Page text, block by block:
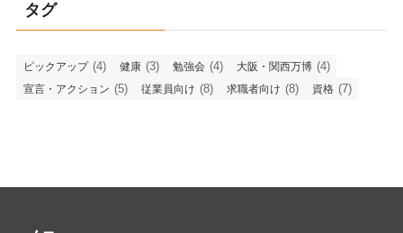
タグ
ピックアップ(4) 健康 (3) 勉強会 (4) 大阪・関西万博 (4)
宣言・アクション (5) 従業員向け (8) 求職者向け (8) 資格 (7)